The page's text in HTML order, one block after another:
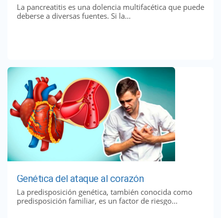
La pancreatitis es una dolencia multifacética que puede
deberse a diversas fuentes. Si la...
Genética del ataque al corazón
La predisposición genética, también conocida como
predisposición familiar, es un factor de riesgo...